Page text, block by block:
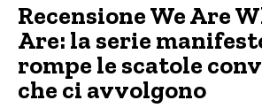
Recensione We Are
Are: la serie
rompe le scatole
che ci avvolgono